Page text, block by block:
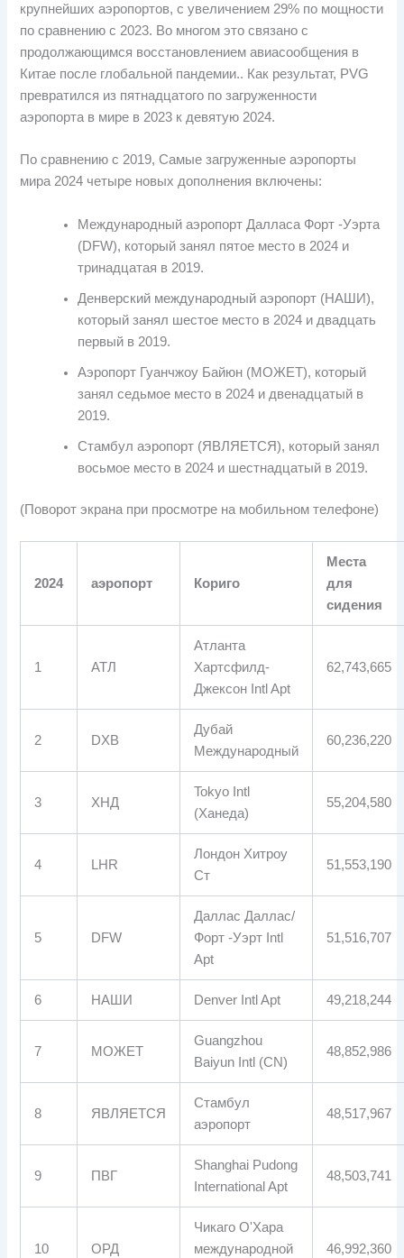
крупнейших аэропортов, с увеличением 29% по мощности
по сравнению с 2023. Во многом это связано с
продолжающимся восстановлением авиасообщения в
Китае после глобальной пандемии.. Как результат, PVG
превратился из пятнадцатого по загруженности
аэропорта в мире в 2023 к девятую 2024.
По сравнению с 2019, Самые загруженные аэропорты
мира 2024 четыре новых дополнения включены:
Международный аэропорт Далласа Форт -Уэрта
(DFW), который занял пятое место в 2024 и
тринадцатая в 2019.
Денверский международный аэропорт (НАШИ),
который занял шестое место в 2024 и двадцать
первый в 2019.
Аэропорт Гуанчжоу Байюн (МОЖЕТ), который
занял седьмое место в 2024 и двенадцатый в
2019.
Стамбул аэропорт (ЯВЛЯЕТСЯ), который занял
восьмое место в 2024 и шестнадцатый в 2019.
(Поворот экрана при просмотре на мобильном телефоне)
2024 аэропорт Кориго
Места
для
сидения
1 АТЛ
Атланта
Хартсфилд-
Джексон Intl Apt
62,743,665
2 DXB
Дубай
Международный
60,236,220
3 ХНД
Tokyo Intl
(Ханеда)
55,204,580
4 LHR
Лондон Хитроу
Ст
51,553,190
5 DFW
Даллас Даллас/
Форт -Уэрт Intl
Apt
51,516,707
6 НАШИ Denver Intl Apt 49,218,244
7 МОЖЕТ
Guangzhou
Baiyun Intl (CN)
48,852,986
8 ЯВЛЯЕТСЯ
Стамбул
аэропорт
48,517,967
9 ПВГ
Shanghai Pudong
International Apt
48,503,741
10 ОРД
Чикаго О'Хара
международной
46,992,360